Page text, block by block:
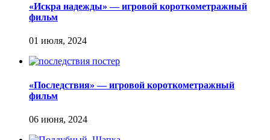
«Искра надежды» — игровой короткометражный
фильм
«Последствия» — игровой короткометражный
фильм